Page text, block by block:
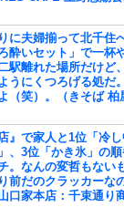
に夫婦揃って北千住
酔いセット」で一杯
駅離れた場所だけど
うにくつろげる処だ
（笑）。（きそば 柏
』で家人と1位「冷
、3位「かき氷」の
。なんの変哲もない
前だのクラッカーな
口家本店：千束通り